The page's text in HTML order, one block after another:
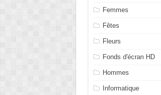
Femmes
Fêtes
Fleurs
Fonds d'écran HD
Hommes
Informatique